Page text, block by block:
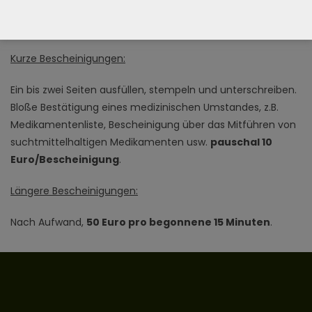
Kurze Bescheinigungen:
Ein bis zwei Seiten ausfüllen, stempeln und unterschreiben.
Bloße Bestätigung eines medizinischen Umstandes, z.B.
Medikamentenliste, Bescheinigung über das Mitführen von
suchtmittelhaltigen Medikamenten usw. pauschal 10
Euro/Bescheinigung.
Längere Bescheinigungen:
Nach Aufwand, 50 Euro pro begonnene 15 Minuten.